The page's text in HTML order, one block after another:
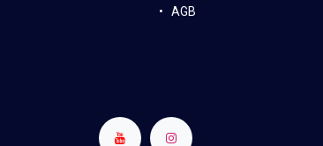
AGB